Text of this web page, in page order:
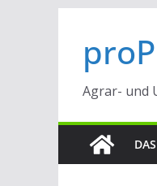
springen
Agrar- und